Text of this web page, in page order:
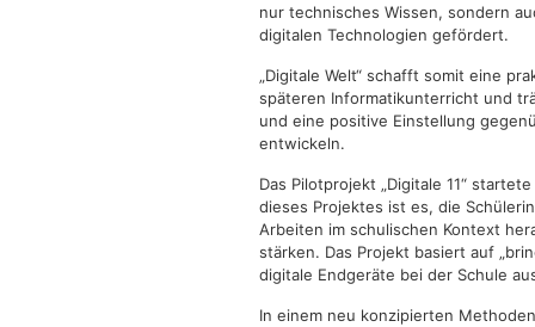
nur technisches Wissen, sondern
digitalen Technologien gefördert.
„Digitale Welt“ schafft somit eine
späteren Informatikunterricht und
und eine positive Einstellung
entwickeln.
Das Pilotprojekt „Digitale 11“
dieses Projektes ist es, die
Arbeiten im schulischen Kontext
stärken. Das Projekt basiert auf
digitale Endgeräte bei der Schule
In einem neu konzipierten